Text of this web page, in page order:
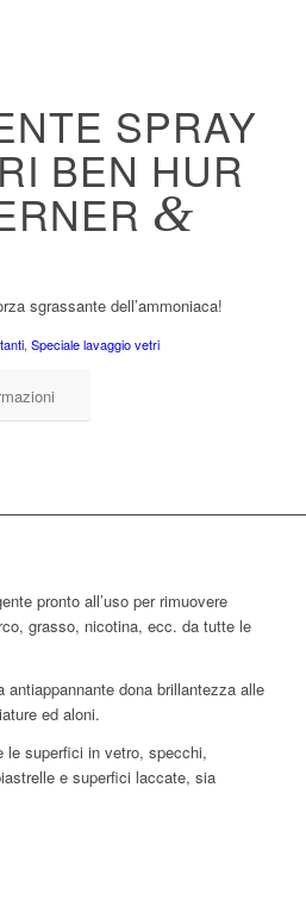
SPRAY
BEN HUR
&
sgrassante dell’ammoniaca!
, Speciale lavaggio vetri
pronto all’uso per rimuovere
grasso, nicotina, ecc. da tutte le
dona brillantezza alle
ed aloni.
le superfici in vetro, specchi,
e superfici laccate, sia